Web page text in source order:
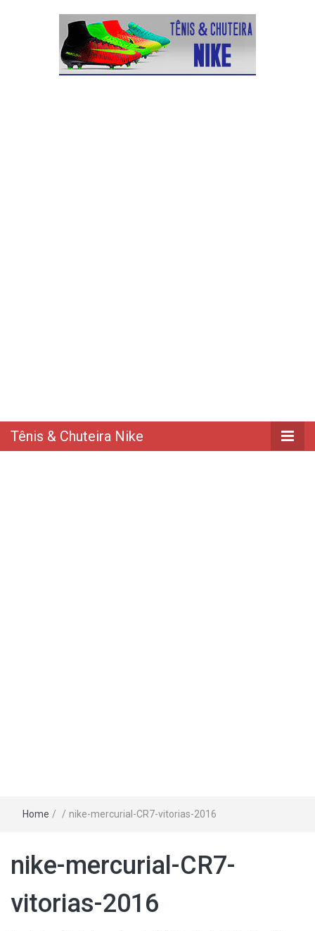
Tênis & Chuteira Nike
Home / / nike-mercurial-CR7-vitorias-2016
nike-mercurial-CR7-
vitorias-2016